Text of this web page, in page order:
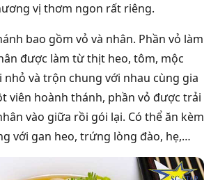
vị thơm ngon rất riêng.
bao gồm vỏ và nhân. Phần vỏ làm
được làm từ thịt heo, tôm, mộc
và trộn chung với nhau cùng gia
viên hoành thánh, phần vỏ được trải
vào giữa rồi gói lại. Có thể ăn kèm
với gan heo, trứng lòng đào, hẹ,…